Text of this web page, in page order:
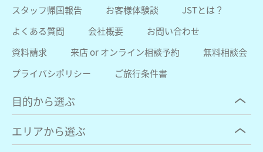
スタッフ帰国報告
お客様体験談
JSTとは？
よくある質問
会社概要
お問い合わせ
資料請求
来店 or オンライン相談予約
無料相談会
プライバシポリシー
ご旅行条件書
目的から選ぶ
エリアから選ぶ